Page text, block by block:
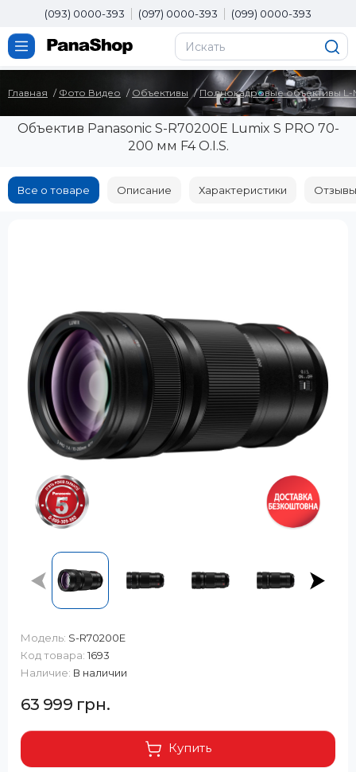
(093) 0000-393 (097) 0000-393 (099) 0000-393
Главная Фото Видео Объективы Полнокадровые объективы L-
Объектив Panasonic S-R70200E Lumix S PRO 70-
200 мм F4 O.I.S.
Все о товаре Описание Характеристики
Модель: S-R70200E
Код товара: 1693
Наличие: В наличии
63 999 грн.
Купить